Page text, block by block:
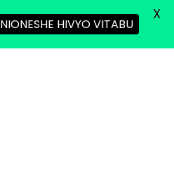
NIONESHE HIVYO VITABU
X